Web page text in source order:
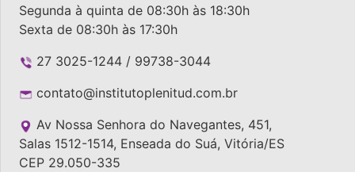
Segunda à quinta de 08:30h às 18:30h
Sexta de 08:30h às 17:30h
27 3025-1244 / 99738-3044
contato@institutoplenitud.com.br
Av Nossa Senhora do Navegantes, 451,
Salas 1512-1514, Enseada do Suá, Vitória/ES
CEP 29.050-335